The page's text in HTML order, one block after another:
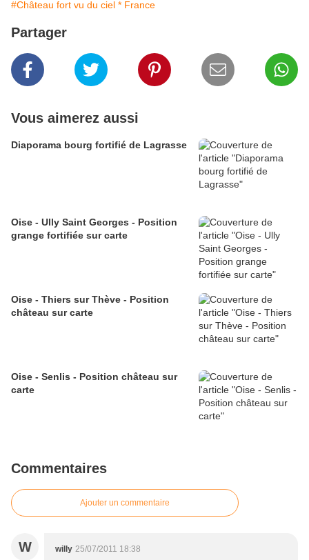
#Château fort vu du ciel * France
Partager
Vous aimerez aussi
Diaporama bourg fortifié de Lagrasse
Oise - Ully Saint Georges - Position
grange fortifiée sur carte
Oise - Thiers sur Thève - Position
château sur carte
Oise - Senlis - Position château sur
carte
Commentaires
Ajouter un commentaire
W willy 25/07/2011 18:38